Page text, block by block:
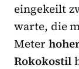
eingekeilt
warte, die
Meter
Rokokostil